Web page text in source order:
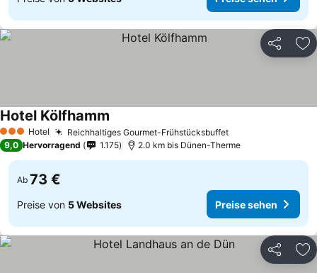
Teilen
3 SterneHotel Reichhaltiges Gourmet-FrühstücksbuffetPreise sehen
Hotel Kölfhamm
9,0 Hervorragend 1.175 2.0 km bis Dünen-Therme
Ab 73 €
Preise von 5 Websites Preise sehen
Teilen